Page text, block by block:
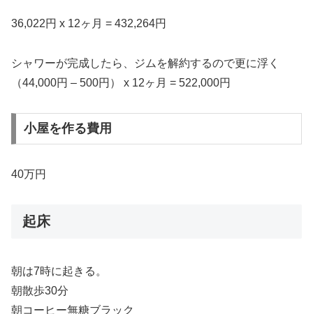
36,022円 x 12ヶ月 = 432,264円
シャワーが完成したら、ジムを解約するので更に浮く
（44,000円 – 500円） x 12ヶ月 = 522,000円
小屋を作る費用
40万円
起床
朝は7時に起きる。
朝散歩30分
朝コーヒー無糖ブラック